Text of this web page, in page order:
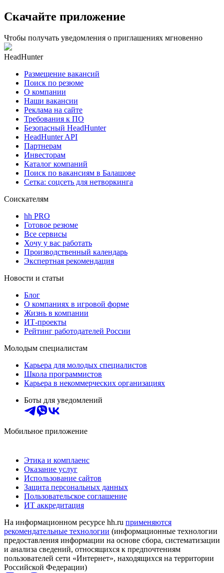
Скачайте приложение
Чтобы получать уведомления о приглашениях мгновенно
HeadHunter
Размещение вакансий
Поиск по резюме
О компании
Наши вакансии
Реклама на сайте
Требования к ПО
Безопасный HeadHunter
HeadHunter API
Партнерам
Инвесторам
Каталог компаний
Поиск по вакансиям в Балашове
Сетка: соцсеть для нетворкинга
Соискателям
hh PRO
Готовое резюме
Все сервисы
Хочу у вас работать
Производственный календарь
Экспертная рекомендация
Новости и статьи
Блог
О компаниях в игровой форме
Жизнь в компании
ИТ-проекты
Рейтинг работодателей России
Молодым специалистам
Карьера для молодых специалистов
Школа программистов
Карьера в некоммерческих организациях
Боты для уведомлений
Мобильное приложение
Этика и комплаенс
Оказание услуг
Использование сайтов
Защита персональных данных
Пользовательское соглашение
ИТ аккредитация
На информационном ресурсе hh.ru применяются
рекомендательные технологии (информационные технологии
предоставления информации на основе сбора, систематизации
и анализа сведений, относящихся к предпочтениям
пользователей сети «Интернет», находящихся на территории
Российской Федерации)